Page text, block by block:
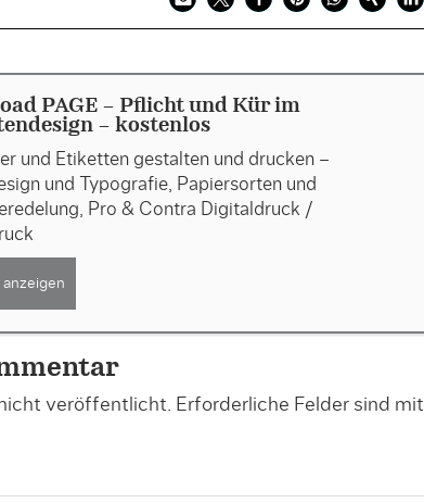
PAGE - Pflicht und Kür im
- kostenlos
und Etiketten gestalten und drucken –
und Typografie, Papiersorten und
Pro & Contra Digitaldruck /
anzeigen
veröffentlicht. Erforderliche Felder sind mit